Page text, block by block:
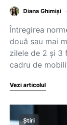
Diana Ghimiși
Întregirea
două sau mai
zilele de 2 și 3
cadru de
Vezi articolul
Știri